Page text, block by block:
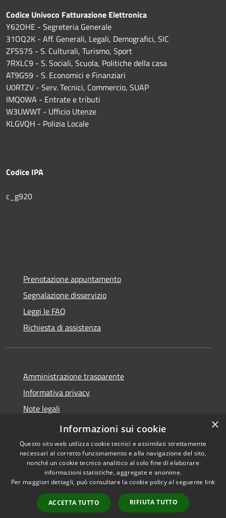
Codice Univoco Fatturazione Elettronica
Y62OHE - Segreteria Generale
31OQ2K - Aff. Generali, Legali, Demografici, SIC
ZFS575 - S. Culturali, Turismo, Sport
7RXLC9 - S. Sociali, Scuola, Politiche della casa
AT9G59 - S. Economici e Finanziari
U0RTZV - Serv. Tecnici, Commercio, SUAP
IMQ0WA - Entrate e tributi
W3UWWT - Ufficio Utenze
KLGVQH - Polizia Locale
Codice IPA
c_g920
Prenotazione appuntamento
Segnalazione disservizio
Leggi le FAQ
Richiesta di assistenza
Amministrazione trasparente
Informativa privacy
Note legali
Dichiarazione di accessibilità
Accessibilità
Copyright © 2026 • Comune di
Porto San Giorgio • Powered by
Municipium•
Accesso
redazione
×
Informazioni sui cookie
Questo sito web utilizza cookie tecnici e assimilati strettamente
necessari al corretto funzionamento e alla navigazione del sito,
nonché un cookie tecnico analitico al solo fine di elaborare
informazioni statistiche, aggregate e anonime.
Per maggiori dettagli, può consultare la cookie policy al seguente link
ACCETTA TUTTO RIFIUTA TUTTO